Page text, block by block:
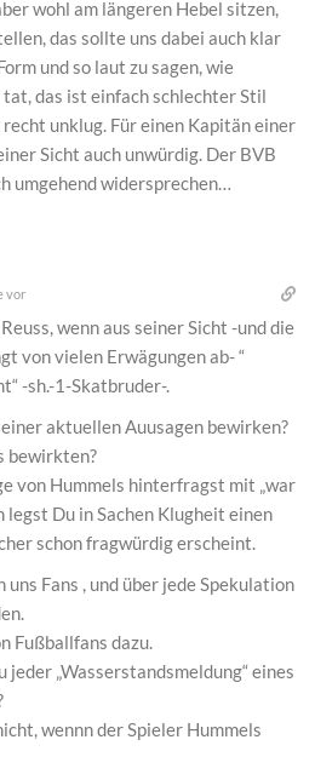
wohl am längeren Hebel sitzen,
das sollte uns dabei auch klar
und so laut zu sagen, wie
das ist einfach schlechter Stil
recht unklug. Für einen Kapitän einer
Sicht auch unwürdig. Der BVB
umgehend widersprechen…
vor
wenn aus seiner Sicht -und die
von vielen Erwägungen ab- “
-sh.-1-Skatbruder-.
aktuellen Auusagen bewirken?
bewirkten?
von Hummels hinterfragst mit „war
legst Du in Sachen Klugheit einen
schon fragwürdig erscheint.
Fans , und über jede Spekulation
Fußballfans dazu.
„Wasserstandsmeldung“ eines
wennn der Spieler Hummels